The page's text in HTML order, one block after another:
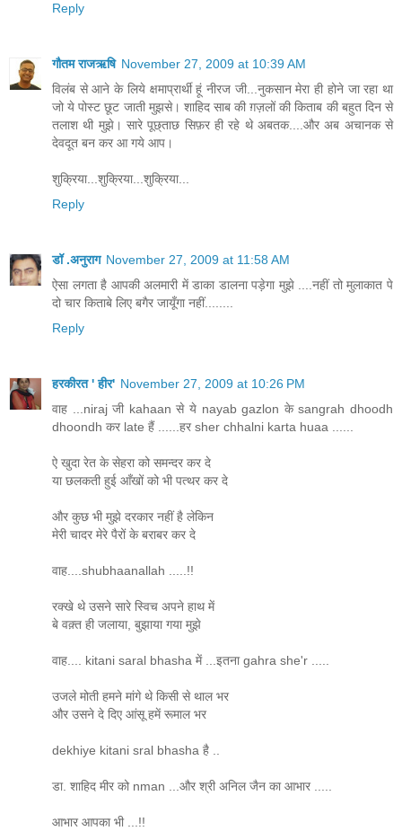
Reply
गौतम राजऋषि November 27, 2009 at 10:39 AM
विलंब से आने के लिये क्षमाप्रार्थी हूं नीरज जी...नुकसान मेरा ही होने जा रहा था
जो ये पोस्ट छूट जाती मुझसे। शाहिद साब की ग़ज़लों की किताब की बहुत दिन से
तलाश थी मुझे। सारे पूछ्ताछ सिफ़र ही रहे थे अबतक....और अब अचानक से
देवदूत बन कर आ गये आप।
शुक्रिया...शुक्रिया...शुक्रिया...
Reply
डॉ .अनुराग November 27, 2009 at 11:58 AM
ऐसा लगता है आपकी अलमारी में डाका डालना पड़ेगा मुझे ....नहीं तो मुलाकात पे
दो चार किताबे लिए बगैर जायूँगा नहीं........
Reply
हरकीरत ' हीर' November 27, 2009 at 10:26 PM
वाह ...niraj जी kahaan से ये nayab gazlon के sangrah dhoodh
dhoondh कर late हैं ......हर sher chhalni karta huaa ......
ऐ खुदा रेत के सेहरा को समन्दर कर दे
या छलकती हुई आँखों को भी पत्थर कर दे
और कुछ भी मुझे दरकार नहीं है लेकिन
मेरी चादर मेरे पैरों के बराबर कर दे
वाह....shubhaanallah .....!!
रक्खे थे उसने सारे स्विच अपने हाथ में
बे वक़्त ही जलाया, बुझाया गया मुझे
वाह.... kitani saral bhasha में ...इतना gahra she'r .....
उजले मोती हमने मांगे थे किसी से थाल भर
और उसने दे दिए आंसू हमें रूमाल भर
dekhiye kitani sral bhasha है ..
डा. शाहिद मीर को nman ...और श्री अनिल जैन का आभार .....
आभार आपका भी ...!!